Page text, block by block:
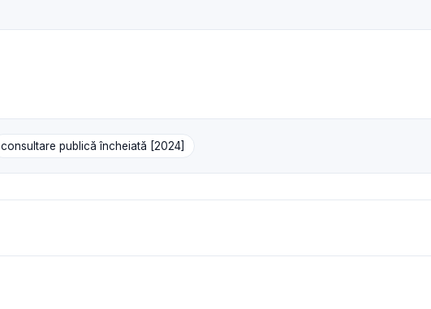
consultare publică încheiată [2024]